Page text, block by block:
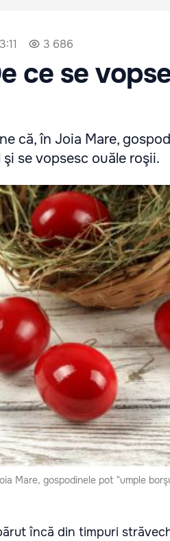
3 686
ce se
că, în Joia Mare,
se vopsesc ouăle roşii.
Mare, gospodinele pot "umple
încă din timpuri